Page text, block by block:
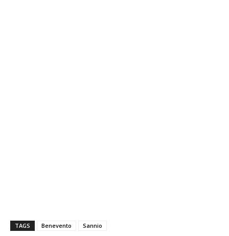
TAGS Benevento Sannio